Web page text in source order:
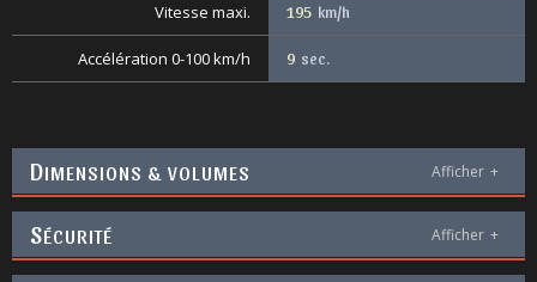
Vitesse maxi. 195 km/h
Accélération 0-100 km/h 9 sec.
DIMENSIONS & VOLUMES Afficher +
SÉCURITÉ Afficher +